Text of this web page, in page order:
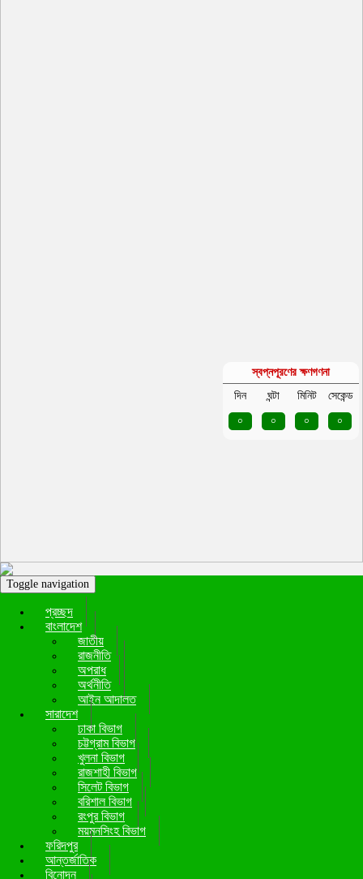
Toggle navigation
প্রচ্ছদ
বাংলাদেশ
জাতীয়
রাজনীতি
অপরাধ
অর্থনীতি
আইন আদালত
সারাদেশ
ঢাকা বিভাগ
চট্টগ্রাম বিভাগ
খুলনা বিভাগ
রাজশাহী বিভাগ
সিলেট বিভাগ
বরিশাল বিভাগ
রংপুর বিভাগ
ময়মনসিংহ বিভাগ
ফরিদপুর
আন্তর্জাতিক
বিনোদন
স্বপ্নপূরণের ক্ষণগণনা
দিন
ঘন্টা মিনিট
সেকেন্ড
০
০ ০ ০